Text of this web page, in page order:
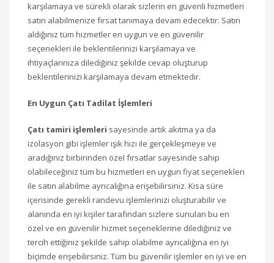
karşılamaya ve sürekli olarak sizlerin en güvenli hizmetleri
satın alabilmenize fırsat tanımaya devam edecektir. Satın
aldığınız tüm hizmetler en uygun ve en güvenilir
seçenekleri ile beklentilerinizi karşılamaya ve
ihtiyaçlarınıza dilediğiniz şekilde cevap oluşturup
beklentilerinizi karşılamaya devam etmektedir.
En Uygun Çatı Tadilat İşlemleri
Çatı tamiri işlemleri sayesinde artık akıtma ya da
izolasyon gibi işlemler ışık hızı ile gerçekleşmeye ve
aradığınız birbirinden özel fırsatlar sayesinde sahip
olabileceğiniz tüm bu hizmetleri en uygun fiyat seçenekleri
ile satın alabilme ayrıcalığına erişebilirsiniz. Kısa süre
içerisinde gerekli randevu işlemlerinizi oluşturabilir ve
alanında en iyi kişiler tarafından sizlere sunulan bu en
özel ve en güvenilir hizmet seçeneklerine dilediğiniz ve
tercih ettiğiniz şekilde sahip olabilme ayrıcalığına en iyi
biçimde erişebilirsiniz. Tüm bu güvenilir işlemler en iyi ve en